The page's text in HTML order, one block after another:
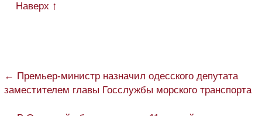
Наверх ↑
← Премьер-министр назначил одесского депутата
заместителем главы Госслужбы морского транспорта